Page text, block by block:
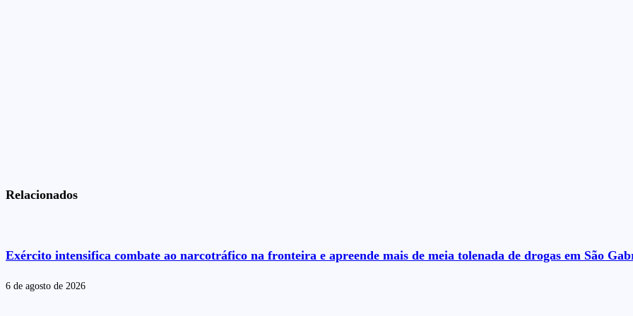
Relacionados
Exército intensifica combate ao narcotráfico na fronteira e apreende mais de meia tolenada de drogas em São
6 de agosto de 2026